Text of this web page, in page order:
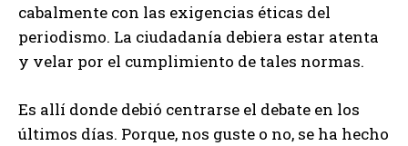
cabalmente con las exigencias éticas del
periodismo. La ciudadanía debiera estar atenta
y velar por el cumplimiento de tales normas.
Es allí donde debió centrarse el debate en los
últimos días. Porque, nos guste o no, se ha hecho